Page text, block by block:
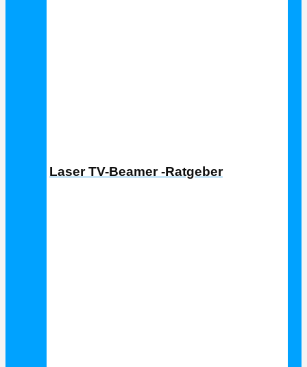
Laser TV-Beamer -Ratgeber